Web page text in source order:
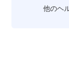
他のヘ